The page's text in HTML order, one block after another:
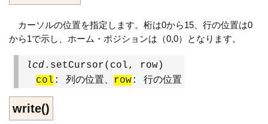
カーソルの位置を指定します。桁は0から15、行の位置は0
から1で示し、ホーム・ポジションは（0,0）となります。
lcd.setCursor(col, row)
col : 列の位置、 row: 行の位置
write()